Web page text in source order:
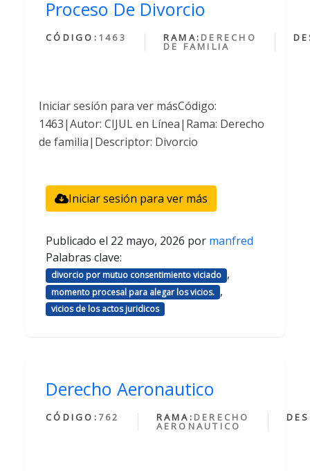
Proceso De Divorcio
CÓDIGO: 1463 RAMA: DERECHO
DE FAMILIA
Iniciar sesión para ver másCódigo:
1463|Autor: CIJUL en Línea|Rama: Derecho
de familia|Descriptor: Divorcio
Iniciar sesión para ver más
Publicado el 22 mayo, 2026 por manfred
Palabras clave:
divorcio por mutuo consentimiento viciado ,
momento procesal para alegar los vicios. ,
vicios de los actos juridicos
Derecho Aeronautico
CÓDIGO: 762 RAMA: DERECHO
AERONAUTICO